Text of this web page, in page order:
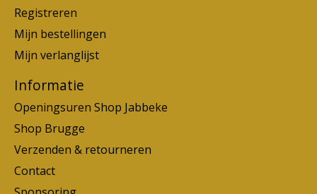
Registreren
Mijn bestellingen
Mijn verlanglijst
Informatie
Openingsuren Shop Jabbeke
Shop Brugge
Verzenden & retourneren
Contact